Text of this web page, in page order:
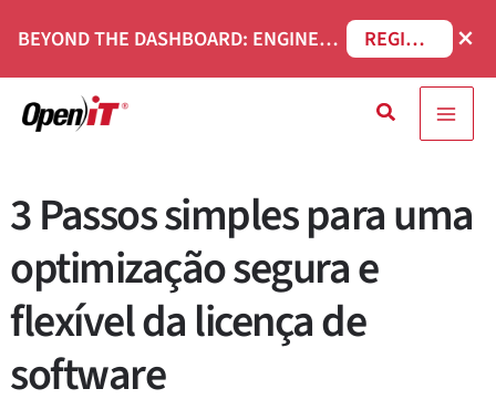
para
o
conteúdo
BEYOND THE DASHBOARD: ENGINEERING SOFTWARE IN SERVICENOW WEBINAR REGISTAR AGORA ×
Pesquisa
3 Passos simples para uma
optimização segura e
flexível da licença de
software